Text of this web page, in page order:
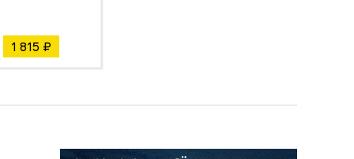
1 815 ₽